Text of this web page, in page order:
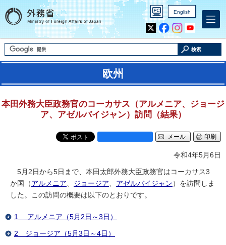
English
Inst
agra
m
Yout
ube
検索
欧州
本田外務大臣政務官のコーカサス（アルメニア、ジョージ
ア、アゼルバイジャン）訪問（結果）
メール 印刷
令和4年5月6日
5月2日から5日まで、本田太郎外務大臣政務官はコーカサス3
か国（アルメニア、 ジョージア、 アゼルバイジャン）を訪問しま
した。この訪問の概要は以下のとおりです。
1 アルメニア（5月2日～3日）
2 ジョージア（5月3日～4日）